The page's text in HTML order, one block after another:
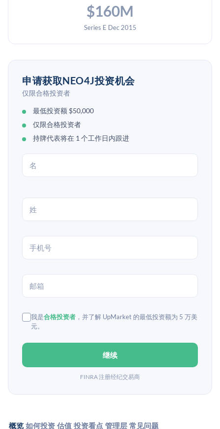
$160M
Series E Dec 2015
申请获取NEO4J投资机会
仅限合格投资者
最低投资额 $50,000
仅限合格投资者
持牌代表将在 1 个工作日内跟进
我是合格投资者 ，并了解 UpMarket 的最低投资额为 5 万美
元。
继续
FINRA 注册经纪交易商
概览 如何投资 估值 投资看点 管理层 常见问题